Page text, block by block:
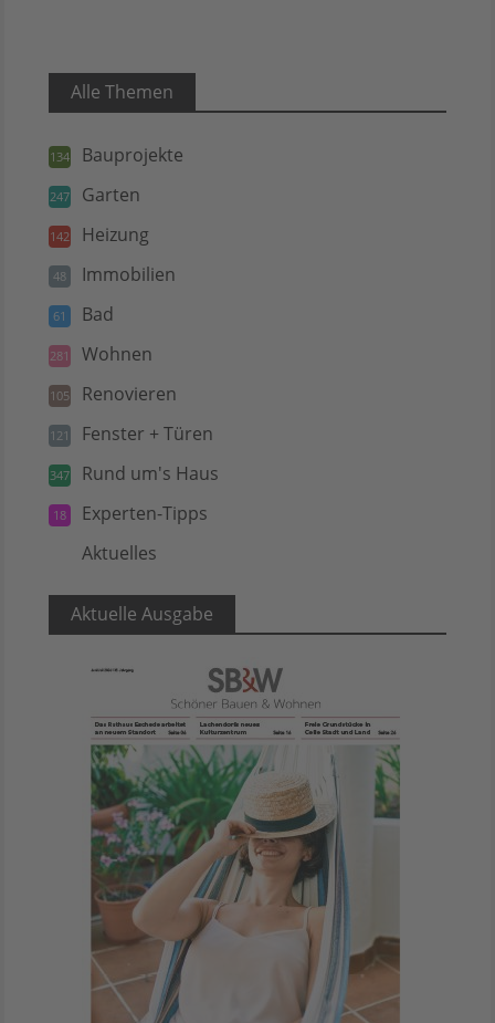
Alle Themen
134 Bauprojekte
247 Garten
142 Heizung
48 Immobilien
61 Bad
281 Wohnen
105 Renovieren
121 Fenster + Türen
347 Rund um's Haus
18 Experten-Tipps
Aktuelles
Aktuelle Ausgabe